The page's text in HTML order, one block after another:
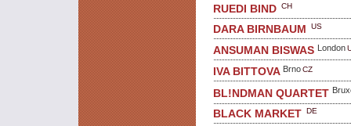
RUEDI BIND CH
DARA BIRNBAUM US
ANSUMAN BISWAS London
IVA BITTOVA BrnoCZ
BL!NDMAN QUARTET
BLACK MARKET DE